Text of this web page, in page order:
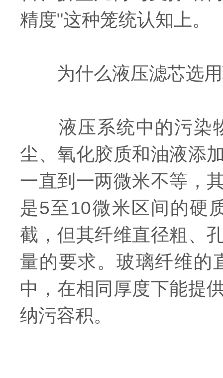
精度"这种笼统认知上。
为什么液压滤芯选用
液压系统中的污染物
尘、氧化胶质和油液添
一直到一两微米不等，
是5至10微米区间的硬
截，但其纤维直径粗、
量的要求。玻璃纤维的
中，在相同厚度下能提
纳污容积。